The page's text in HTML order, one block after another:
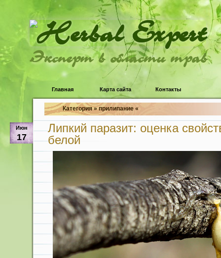
Эксперт в области трав
Главная Карта сайта Контакты
Категория » прилипание «
Июн
17
Липкий паразит: оценка
белой